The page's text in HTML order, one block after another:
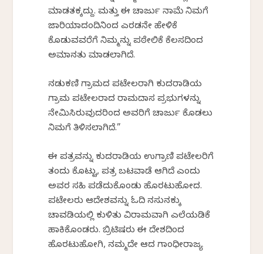
ಮಾಡತಕ್ಕದ್ದು. ಮತ್ತು ಈ ಚಾರ್ಜು ನಾಮೆ ನಿಮಗೆ
ಜಾರಿಯಾದಂದಿನಿಂದ ಎರಡನೇ ಹೇಳಿಕೆ
ಕೊಡುವವರೆಗೆ ನಿಮ್ಮನ್ನು ಪಠೇಲಿಕೆ ಕೆಲಸದಿಂದ
ಅಮಾನತು ಮಾಡಲಾಗಿದೆ.
ನಡುಕಣಿ ಗ್ರಾಮದ ಪಟೇಲರಾಗಿ ಕುದರಾಡಿಯ
ಗ್ರಾಮ ಪಟೇಲರಾದ ರಾಮದಾಸ ಪ್ರಭುಗಳನ್ನು
ನೇಮಿಸಿರುವುದರಿಂದ ಅವರಿಗೆ ಚಾರ್ಜು ಕೊಡಲು
ನಿಮಗೆ ತಿಳಿಸಲಾಗಿದೆ.”
ಈ ಪತ್ರವನ್ನು ಕುದರಾಡಿಯ ಉಗ್ರಾಣಿ ಪಟೇಲರಿಗೆ
ತಂದು ಕೊಟ್ಟು, ಪತ್ರ ಬಟವಾಡೆ ಆಗಿದೆ ಎಂದು
ಅವರ ಸಹಿ ಪಡೆದುಕೊಂಡು ಹೊರಟುಹೋದ.
ಪಟೇಲರು ಆದೇಶವನ್ನು ಓದಿ ನಸುನಕ್ಕು
ಚಾವಡಿಯಲ್ಲಿ ಕುಳಿತು ವಿರಾಮವಾಗಿ ಎಲೆಯಡಿಕೆ
ಹಾಕಿಕೊಂಡರು. ಬ್ರಿಟಿಷರು ಈ ದೇಶದಿಂದ
ಹೊರಟುಹೋಗಿ, ನಮ್ಮದೇ ಆದ ಗಾಂಧೀರಾಜ್ಯ